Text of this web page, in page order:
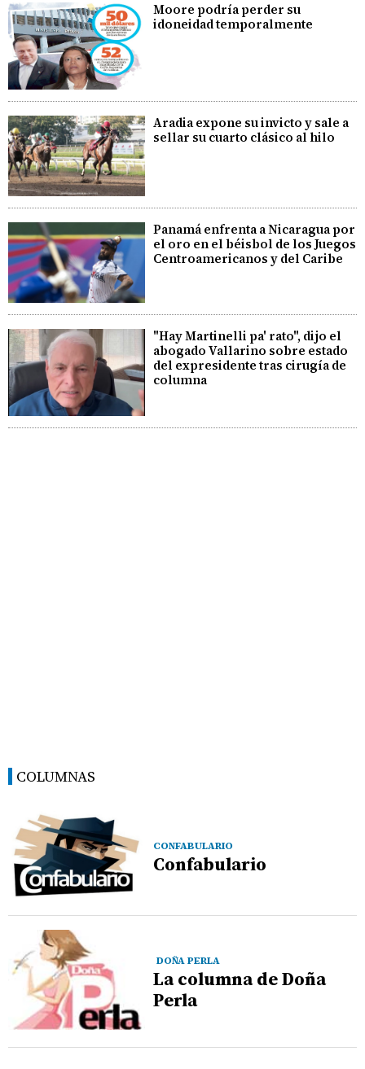
Moore podría perder su
idoneidad temporalmente
Aradia expone su invicto y sale a
sellar su cuarto clásico al hilo
Panamá enfrenta a Nicaragua por
el oro en el béisbol de los Juegos
Centroamericanos y del Caribe
"Hay Martinelli pa' rato", dijo el
abogado Vallarino sobre estado
del expresidente tras cirugía de
columna
COLUMNAS
CONFABULARIO
Confabulario
DOÑA PERLA
La columna de Doña
Perla